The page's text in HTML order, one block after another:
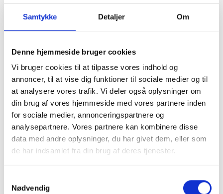
Samtykke Detaljer Om
Denne hjemmeside bruger cookies
Vi bruger cookies til at tilpasse vores indhold og
annoncer, til at vise dig funktioner til sociale medier og til
at analysere vores trafik. Vi deler også oplysninger om
din brug af vores hjemmeside med vores partnere inden
for sociale medier, annonceringspartnere og
analysepartnere. Vores partnere kan kombinere disse
data med andre oplysninger, du har givet dem, eller som
de har indsamlet fra din brug af deres tjenester.
Nødvendig
Emma Cecilie Vanting Hansen
REVISOR, CAND. MERC. AUD.
Tlf: + 45 72 14 42 55